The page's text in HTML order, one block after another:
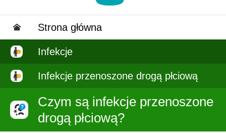
Strona główna
Infekcje
Infekcje przenoszone drogą płciową
Czym są infekcje przenoszone
drogą płciową?